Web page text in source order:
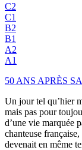
C2
C1
B2
B1
A2
A1
50 ANS APRÈS
Un jour tel qu’hier
mais pas pour
d’une vie marquée
chanteuse
devenait en même